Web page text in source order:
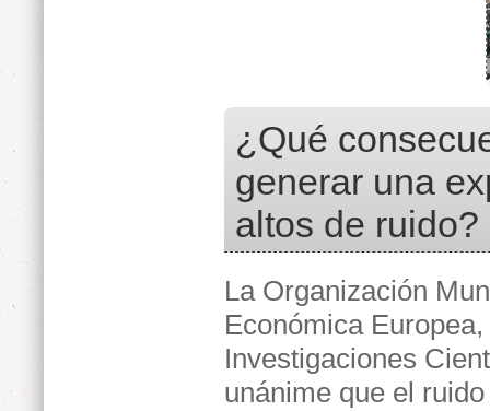
¿Qué
generar una
altos de ruido?
La Organización
Económica
Investigaciones
unánime que el